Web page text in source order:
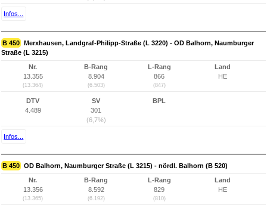
Infos...
B 450 Merxhausen, Landgraf-Philipp-Straße (L 3220) - OD Balhorn, Naumburger
Straße (L 3215)
Nr.
13.355
(13.364)
B-Rang
8.904
(6.503)
L-Rang
866
(847)
Land
HE
DTV
4.489
SV
301
(6,7%)
BPL
Infos...
B 450 OD Balhorn, Naumburger Straße (L 3215) - nördl. Balhorn (B 520)
Nr.
13.356
(13.365)
B-Rang
8.592
(6.192)
L-Rang
829
(810)
Land
HE